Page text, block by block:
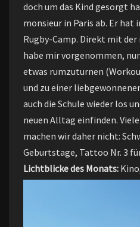
doch um das Kind gesorgt
monsieur in Paris ab. Er hat
Rugby-Camp. Direkt mit der
habe mir vorgenommen,
etwas rumzuturnen
und zu einer
auch die Schule wieder los
neuen Alltag einfinden.
machen wir daher nicht:
Geburtstage, Tattoo Nr. 3
Lichtblicke des Monats: